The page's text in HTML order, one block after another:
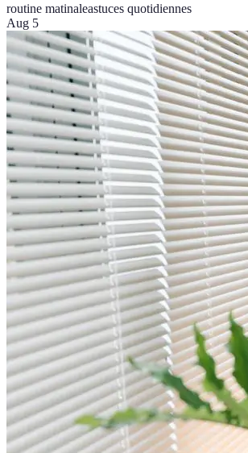
routine matinaleastuces quotidiennes
Aug 5